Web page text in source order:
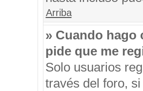
Arriba
» Cuando hago
pide que me
Solo usuarios
través del foro,